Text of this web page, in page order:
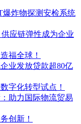
爆炸物探测安检系统
应链弹性成为企业
福全球！
业发放贷款超80亿
字化转型试点！
助力国际物流贸易
创新！